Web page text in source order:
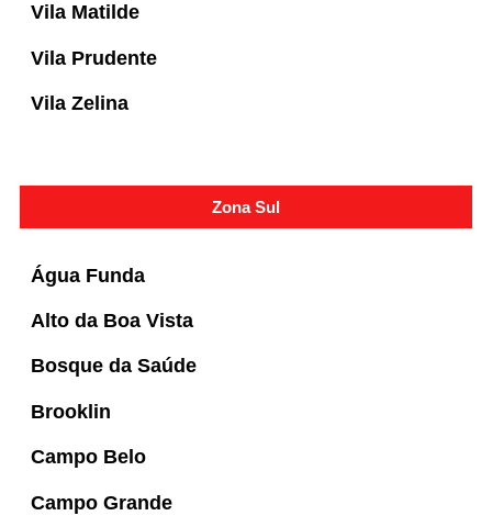
Vila Matilde
Vila Prudente
Vila Zelina
Zona Sul
Água Funda
Alto da Boa Vista
Bosque da Saúde
Brooklin
Campo Belo
Campo Grande